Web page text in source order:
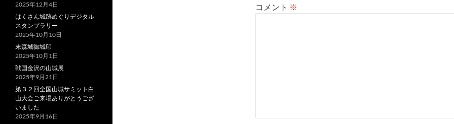
コメント ※
2025年12月4日
はくさん城跡めぐりデジタル
スタンプラリー
2025年10月10日
末森城御城印
2025年10月1日
戦国金沢の山城展
2025年9月21日
第３２回全国山城サミット白
山大会ご来場ありがとうござ
いました
2025年9月16日